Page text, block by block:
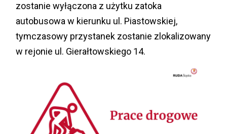
zostanie wyłączona z użytku zatoka
autobusowa w kierunku ul. Piastowskiej,
tymczasowy przystanek zostanie zlokalizowany
w rejonie ul. Gierałtowskiego 14.